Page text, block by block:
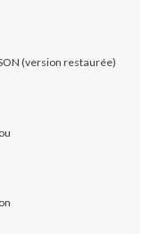
(version restaurée)